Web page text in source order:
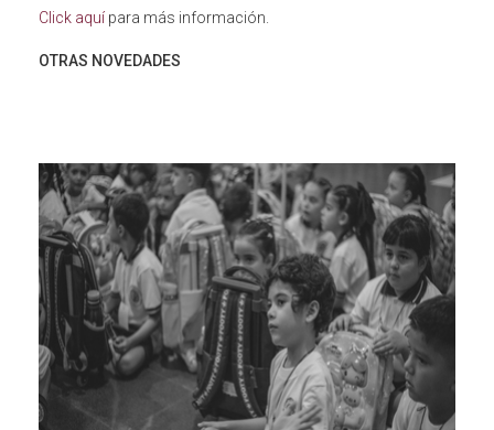
Click aquí para más información.
OTRAS NOVEDADES